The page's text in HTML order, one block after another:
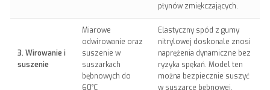
płynów zmiękczających.
3. Wirowanie i
suszenie
Miarowe
odwirowanie oraz
suszenie w
suszarkach
bębnowych do
60°C
Elastyczny spód z gumy
nitrylowej doskonale znosi
naprężenia dynamiczne bez
ryzyka spękań. Model ten
można bezpiecznie suszyć
w suszarce bębnowej.